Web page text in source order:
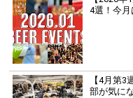
4選！今月
【4月第
部が気に